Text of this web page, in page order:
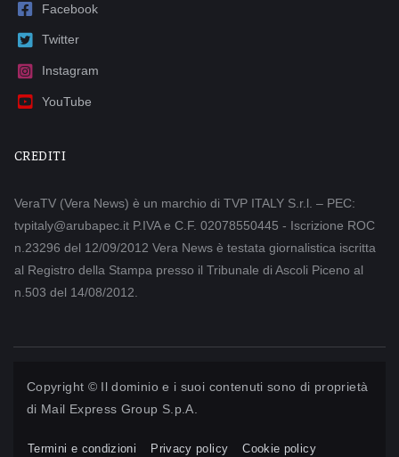
Facebook
Twitter
Instagram
YouTube
CREDITI
VeraTV (Vera News) è un marchio di TVP ITALY S.r.l. – PEC:
tvpitaly@arubapec.it P.IVA e C.F. 02078550445 - Iscrizione ROC
n.23296 del 12/09/2012 Vera News è testata giornalistica iscritta
al Registro della Stampa presso il Tribunale di Ascoli Piceno al
n.503 del 14/08/2012.
Copyright © Il dominio e i suoi contenuti sono di proprietà
di Mail Express Group S.p.A.
Termini e condizioni Privacy policy Cookie policy